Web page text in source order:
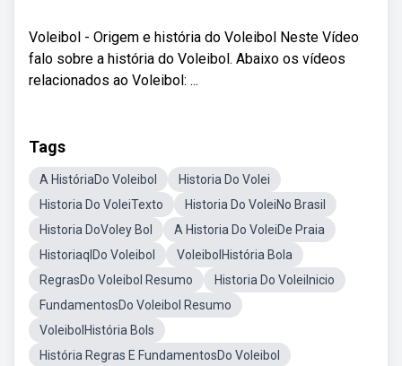
Voleibol - Origem e história do Voleibol Neste Vídeo
falo sobre a história do Voleibol. Abaixo os vídeos
relacionados ao Voleibol: ...
Tags
A HistóriaDo Voleibol
Historia Do Volei
Historia Do VoleiTexto
Historia Do VoleiNo Brasil
Historia DoVoley Bol
A Historia Do VoleiDe Praia
HistoriaqlDo Voleibol
VoleibolHistória Bola
RegrasDo Voleibol Resumo
Historia Do VoleiInicio
FundamentosDo Voleibol Resumo
VoleibolHistória Bols
História Regras E FundamentosDo Voleibol